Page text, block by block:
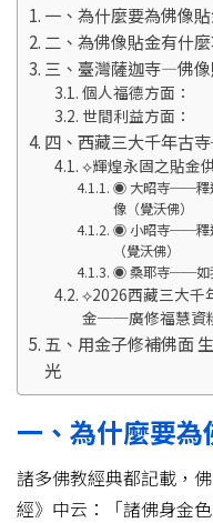
一、為什麼要為佛像貼
二、為佛像貼金有什麼
三、臺灣薩迦寺—佛
個人福德方面：
世間利益方面：
四、西藏三大千年古
⟡輝煌永固之貼金
◉ 大昭寺──釋
像（覺沃佛）
◉ 小昭寺──釋
（覺沃佛）
◉ 桑耶寺──如
⟡2026西藏三大千
金──廣修福慧資
五、用金子修補佛面
光
一、為什麼要為
諸多佛教經典都記載，
經》中云：「諸佛身金